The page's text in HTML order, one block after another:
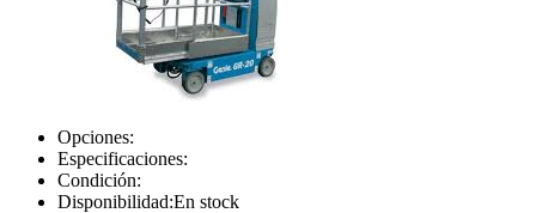
Opciones:
Especificaciones:
Condición:
Disponibilidad:En stock